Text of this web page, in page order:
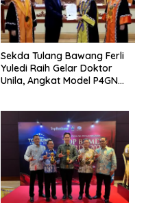
Sekda Tulang Bawang Ferli
Yuledi Raih Gelar Doktor
Unila, Angkat Model P4GN